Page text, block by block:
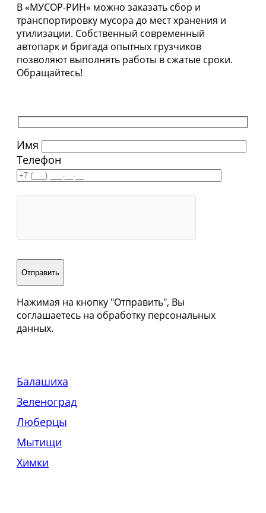
В «МУСОР-РИН» можно заказать сбор и
транспортировку мусора до мест хранения и
утилизации. Собственный современный
автопарк и бригада опытных грузчиков
позволяют выполнять работы в сжатые сроки.
Обращайтесь!
Имя
Телефон
Нажимая на кнопку "Отправить", Вы
соглашаетесь на обработку персональных
данных.
Балашиха
Зеленоград
Люберцы
Мытищи
Химки